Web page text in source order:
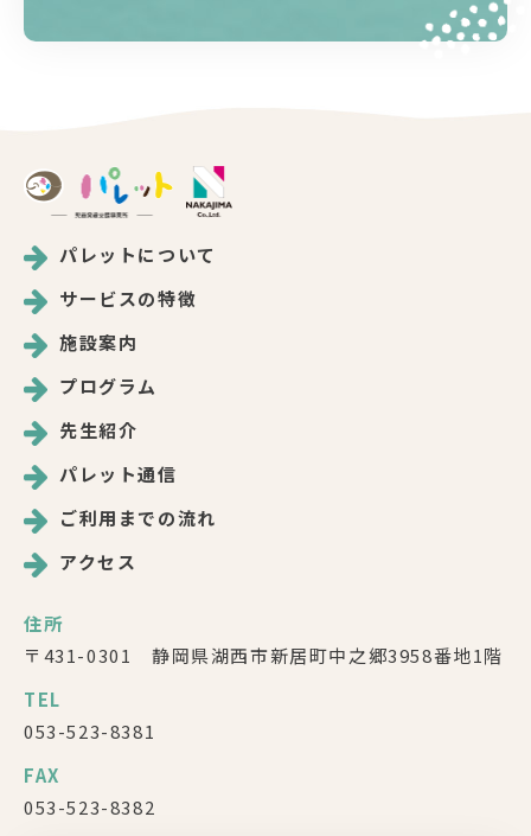
パレットについて
サービスの特徴
施設案内
プログラム
先生紹介
パレット通信
ご利用までの流れ
アクセス
住所
〒431-0301 静岡県湖西市新居町中之郷3958番地1階
TEL
053-523-8381
FAX
053-523-8382